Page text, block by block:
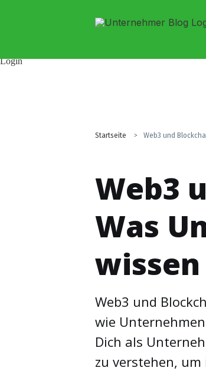
Login
Startseite > Web3 und
Web3
Was
Web3 und
wie
Dich als
zu verstehen,